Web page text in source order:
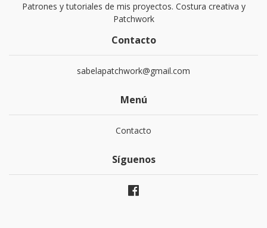
Patrones y tutoriales de mis proyectos. Costura creativa y
Patchwork
Contacto
sabelapatchwork@gmail.com
Menú
Contacto
Síguenos